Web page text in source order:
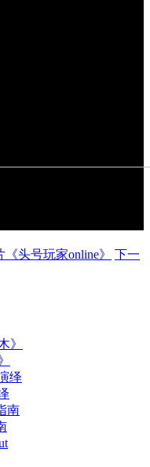
头号玩家online》
下一